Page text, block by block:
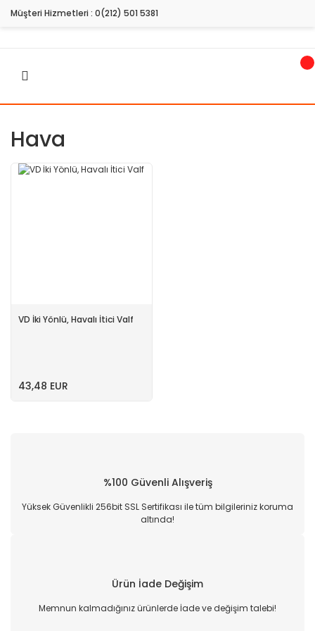
Müşteri Hizmetleri : 0(212) 501 5381
Hava
VD İki Yönlü, Havalı İtici Valf
43,48 EUR
%100 Güvenli Alışveriş
Yüksek Güvenlikli 256bit SSL Sertifikası ile tüm bilgileriniz koruma
altında!
Ürün İade Değişim
Memnun kalmadığınız ürünlerde İade ve değişim talebi!